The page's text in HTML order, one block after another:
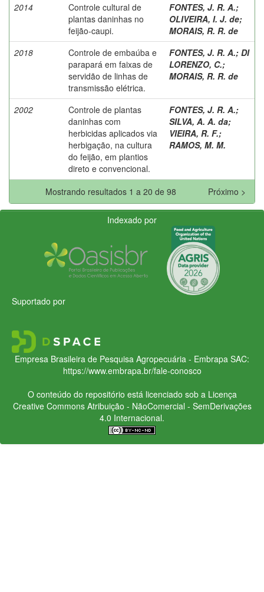
2014
Controle cultural de
plantas daninhas no
feijão-caupi.
FONTES, J. R. A.;
OLIVEIRA, I. J. de;
MORAIS, R. R. de
2018
Controle de embaúba e
parapará em faixas de
servidão de linhas de
transmissão elétrica.
FONTES, J. R. A.; DI
LORENZO, C.;
MORAIS, R. R. de
2002
Controle de plantas
daninhas com
herbicidas aplicados via
herbigação, na cultura
do feijão, em plantios
direto e convencional.
FONTES, J. R. A.;
SILVA, A. A. da;
VIEIRA, R. F.;
RAMOS, M. M.
Mostrando resultados 1 a 20 de 98 Próximo >
Indexado por
Suportado por
Empresa Brasileira de Pesquisa Agropecuária - Embrapa SAC:
https://www.embrapa.br/fale-conosco
O conteúdo do repositório está licenciado sob a Licença
Creative CommonsAtribuição - NãoComercial - SemDerivações
4.0 Internacional.